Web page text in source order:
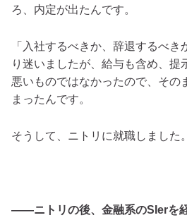
ろ、内定が出たんです。
「入社するべきか、辞退するべ
り迷いましたが、給与も含め、提
悪いものではなかったので、その
まったんです。
そうして、ニトリに就職しました。
――ニトリの後、金融系のSIerを